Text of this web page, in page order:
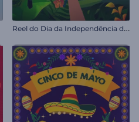
R
eel do Dia da Independência do Brasil